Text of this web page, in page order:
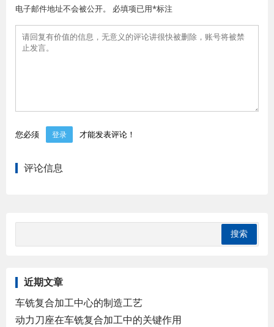
电子邮件地址不会被公开。 必填项已用*标注
您必须 登录 才能发表评论！
评论信息
近期文章
车铣复合加工中心的制造工艺
动力刀座在车铣复合加工中的关键作用